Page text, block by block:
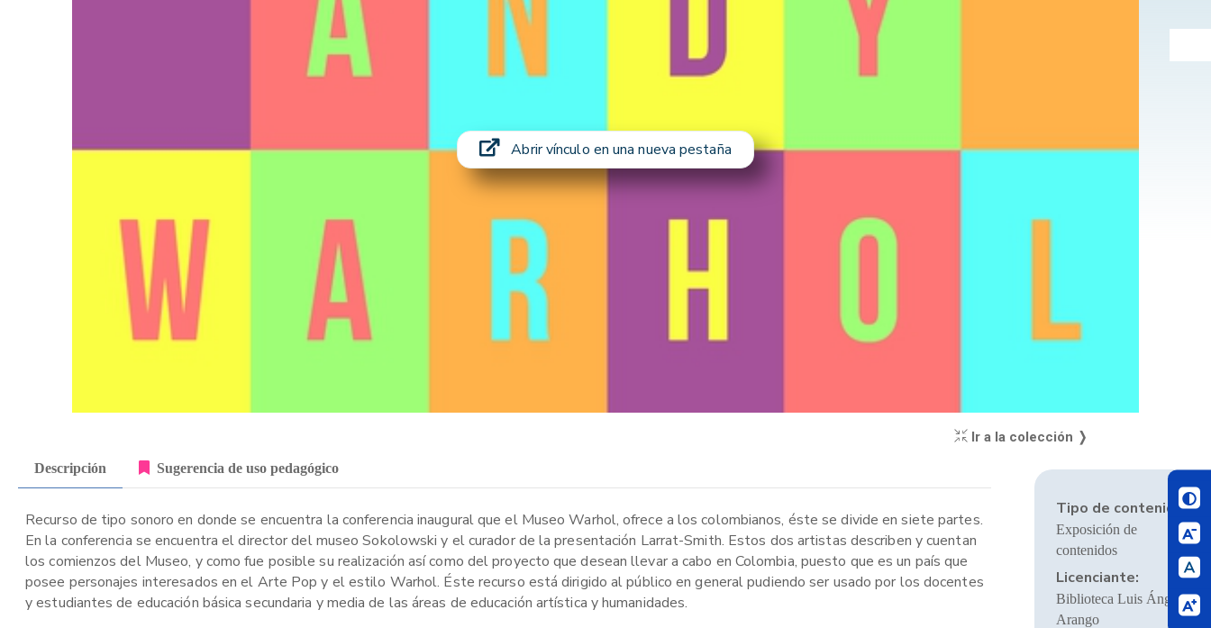
Abrir vínculo en una nueva pestaña
Ir a la colección ❭
Descripción Sugerencia de uso pedagógico
Recurso de tipo sonoro en donde se encuentra la conferencia inaugural que el Museo Warhol, ofrece a los colombianos, éste se divide en siete partes.
En la conferencia se encuentra el director del museo Sokolowski y el curador de la presentación Larrat-Smith. Estos dos artistas describen y cuentan
los comienzos del Museo, y como fue posible su realización así como del proyecto que desean llevar a cabo en Colombia, puesto que es un país que
posee personajes interesados en el Arte Pop y el estilo Warhol. Éste recurso está dirigido al público en general pudiendo ser usado por los docentes
y estudiantes de educación básica secundaria y media de las áreas de educación artística y humanidades.
Tipo de contenido:
Exposición de
contenidos
Licenciante:
Biblioteca Luis Ángel
Arango